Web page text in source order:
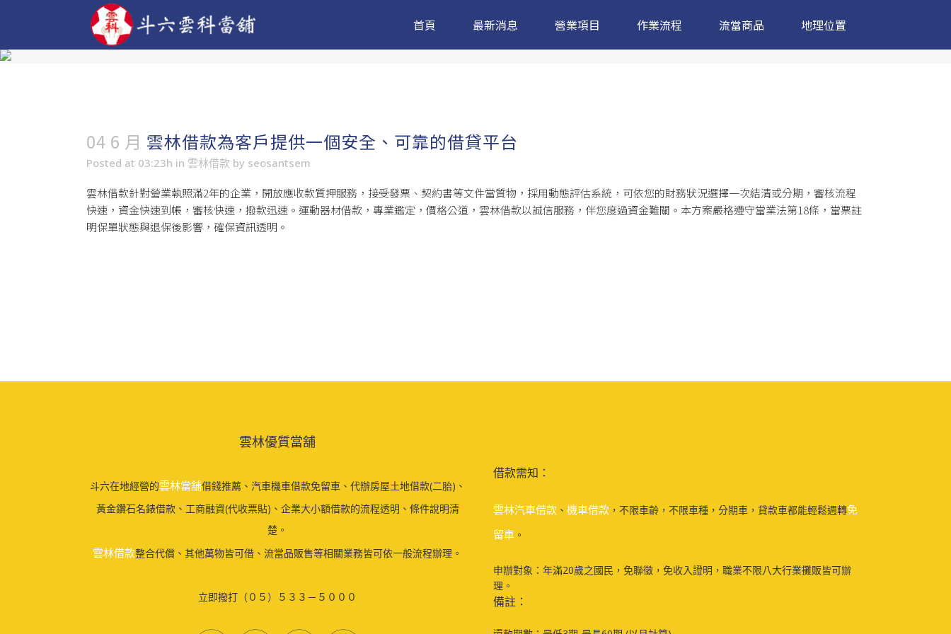
首頁 最新消息 營業項目 作業流程 流當商品 地理位置
04 6 月 雲林借款為客戶提供一個安全、可靠的借貸平台
Posted at 03:23h in 雲林借款 by seosantsem
雲林借款針對營業執照滿2年的企業，開放應收款質押服務，接受發票、契約書等文件當質物，採用動態評估系統，可依您的財務狀況選擇一次結清或分期，審核流程
快速，資金快速到帳，審核快速，撥款迅速。運動器材借款，專業鑑定，價格公道，雲林借款以誠信服務，伴您度過資金難關。本方案嚴格遵守當業法第18條，當票註
明保單狀態與退保後影響，確保資訊透明。
雲林優質當舖
斗六在地經營的雲林當舖借錢推薦、汽車機車借款免留車、代辦房屋土地借款(二胎)、
黃金鑽石名錶借款、工商融資(代收票貼)、企業大小額借款的流程透明、條件說明清
楚。
雲林借款整合代償、其他萬物皆可借、流當品販售等相關業務皆可依一般流程辦理。
立即撥打（０５）５３３－５０００
借款需知：
雲林汽車借款 、 機車借款 ，不限車齡，不限車種，分期車，貸款車都能輕鬆週轉免
留車 。
申辦對象：年滿20歲之國民，免聯徵，免收入證明，職業不限八大行業攤販皆可辦
理。
備註：